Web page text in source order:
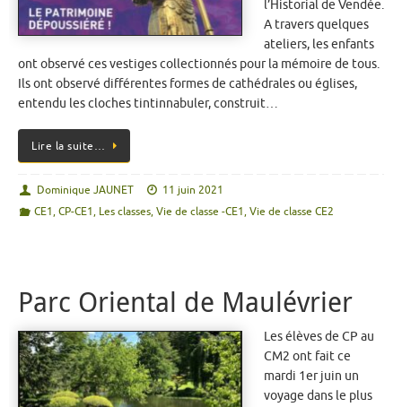
l’Historial de Vendée.
A travers quelques
ateliers, les enfants
ont observé ces vestiges collectionnés pour la mémoire de tous.
Ils ont observé différentes formes de cathédrales ou églises,
entendu les cloches tintinnabuler, construit…
Lire la suite…
Dominique JAUNET
11 juin 2021
CE1,CP-CE1, Les classes,Vie de classe -CE1,Vie de classe CE2
Parc Oriental de Maulévrier
Les élèves de CP au
CM2 ont fait ce
mardi 1er juin un
voyage dans le plus